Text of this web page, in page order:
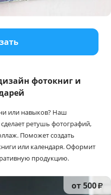
фотокниг и
или навыков? Наш
ретушь фотографий,
Поможет создать
или календаря. Оформит
продукцию.
от 500₽